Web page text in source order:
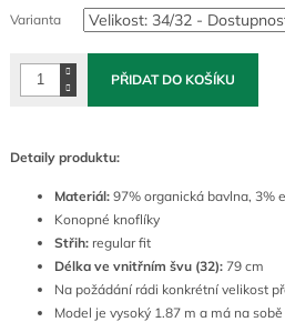
cena:
Varianta
PŘIDAT DO KOŠÍKU
Detaily produktu:
Materiál: 97% organická bavlna, 3%
Konopné knoflíky
Střih: regular fit
Délka ve vnitřním švu (32): 79 cm
Na požádání rádi konkrétní velikost
Model je vysoký 1.87 m a má na